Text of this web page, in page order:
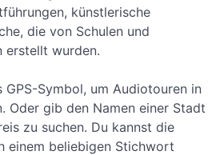
künstlerische
die von Schulen und
erstellt wurden.
Symbol, um Audiotouren in
Oder gib den Namen einer Stadt
zu suchen. Du kannst die
einem beliebigen Stichwort